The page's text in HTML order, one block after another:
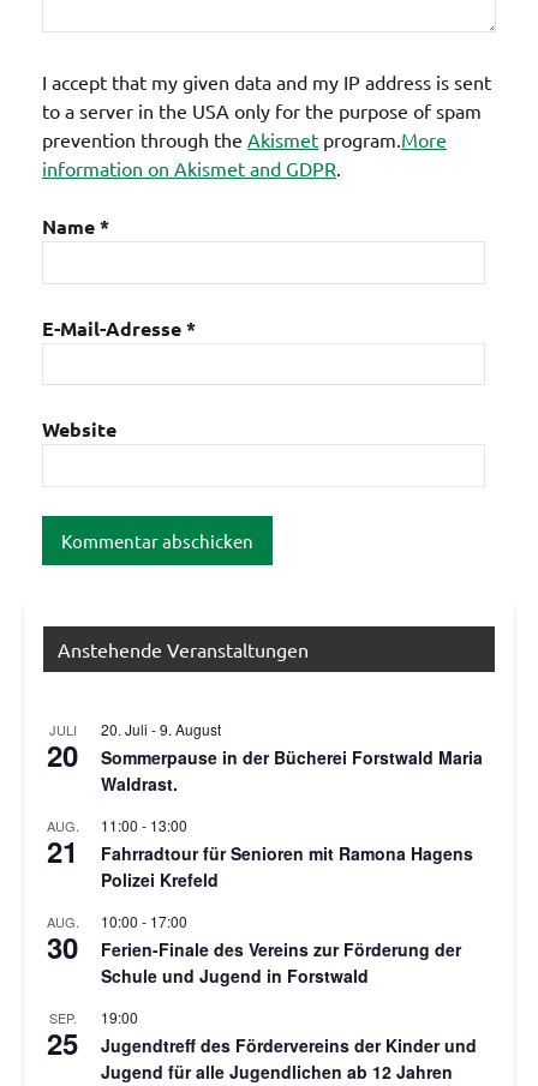
I accept that my given data and my IP address is sent
to a server in the USA only for the purpose of spam
prevention through the Akismet program.More
information on Akismet and GDPR.
Name*
E-Mail-Adresse*
Website
Anstehende Veranstaltungen
JULI
20
20. Juli -9. August
Sommerpause in der Bücherei Forstwald Maria
Waldrast.
AUG.
21
11:00 - 13:00
Fahrradtour für Senioren mit Ramona Hagens
Polizei Krefeld
AUG.
30
10:00 - 17:00
Ferien-Finale des Vereins zur Förderung der
Schule und Jugend in Forstwald
SEP.
25
19:00
Jugendtreff des Fördervereins der Kinder und
Jugend für alle Jugendlichen ab 12 Jahren